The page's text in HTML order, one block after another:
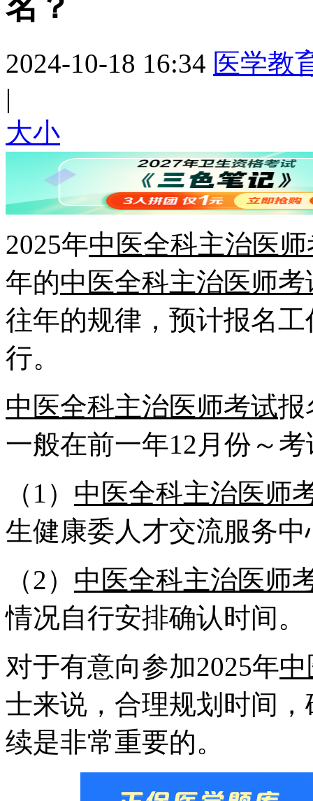
2024-10-18 16:34 医学教
|
大小
2025年中医全科主治医
年的中医全科主治医师考
往年的规律，预计报名
行。
中医全科主治医师考试报
一般在前一年12月份～
（1） 中医全科主治医师
生健康委人才交流服务
（2） 中医全科主治医师
情况自行安排确认时间。
对于有意向参加2025年
士来说，合理规划时间
续是非常重要的。